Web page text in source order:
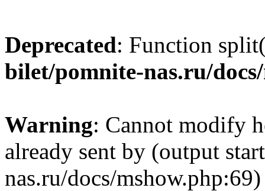
Deprecated: Function
bilet/pomnite-nas.ru/
Warning: Cannot modify
already sent by (output
nas.ru/docs/